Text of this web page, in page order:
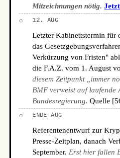
Mitzeichnungen nötig.
○ 12. AUG
Letzter Kabinettstermin für
das
Verkürzung von Fristen"
die F.A.Z. vom 1. August
diesem Zeitpunkt „immer
BMF verweist auf laufende
Bundesregierung. Quelle
○ ENDE AUG
Referentenentwurf zur
Presse-Zeitplan, danach
September. Erst hier fallen